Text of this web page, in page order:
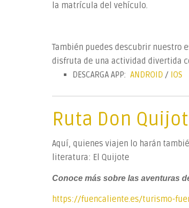
la matrícula del vehículo.
También puedes descubrir nuestro
disfruta de una actividad divertida
DESCARGA APP: ANDROID / IOS
Ruta Don
Aquí, quienes viajen lo harán
literatura: El Quijote
Conoce más sobre las aventuras
https://fuencaliente.es/turismo-